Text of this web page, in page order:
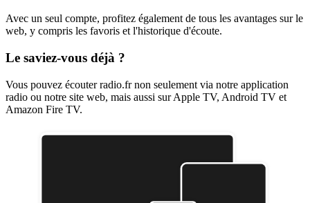
Avec un seul compte, profitez également de tous les avantages sur le
web, y compris les favoris et l'historique d'écoute.
Le saviez-vous déjà ?
Vous pouvez écouter radio.fr non seulement via notre application
radio ou notre site web, mais aussi sur Apple TV, Android TV et
Amazon Fire TV.